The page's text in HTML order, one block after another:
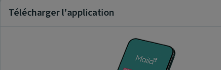
Télécharger l'application